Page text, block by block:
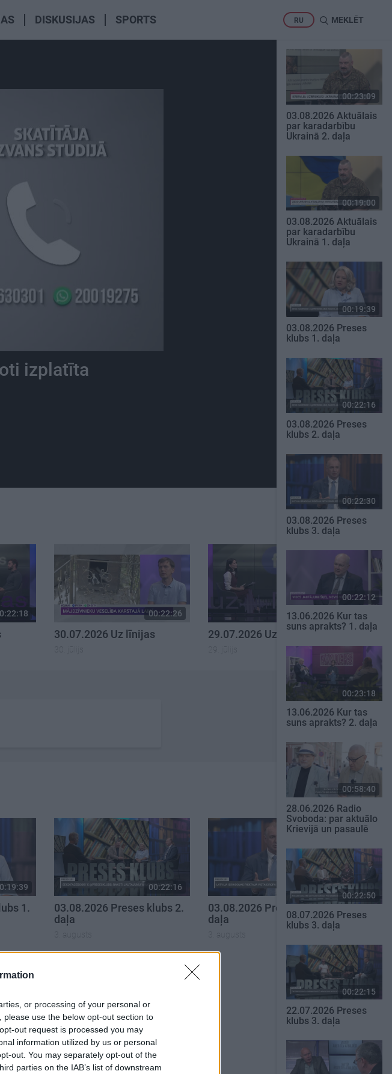
or processing of your personal or
use the below opt-out section to
out request is processed you may
information utilized by us or personal
out. You may separately opt-out of the
parties on the IAB’s list of downstream
DISKUSIJAS SPORTS RU MEKLĒT
izplatīta
00:22:26
30.07.2026 Uz līnijas
30. jūlijs
00:23:01
29.07.2026 Uz līnijas
29. jūlijs
1.
00:22:16
03.08.2026 Preses klubs 2.
daļa
3. augusts
00:22:30
03.08.2026 Preses klubs 3.
daļa
3. augusts
SKATĪT VISUS
00:23:09
03.08.2026 Aktuālais
par karadarbību
Ukrainā 2. daļa
00:19:00
03.08.2026 Aktuālais
par karadarbību
Ukrainā 1. daļa
00:19:39
03.08.2026 Preses
klubs 1. daļa
00:22:16
03.08.2026 Preses
klubs 2. daļa
00:22:30
03.08.2026 Preses
klubs 3. daļa
00:22:12
13.06.2026 Kur tas
suns aprakts? 1. daļa
00:23:18
13.06.2026 Kur tas
suns aprakts? 2. daļa
00:58:40
28.06.2026 Radio
Svoboda: par aktuālo
Krievijā un pasaulē
00:22:50
08.07.2026 Preses
klubs 3. daļa
00:22:15
22.07.2026 Preses
klubs 3. daļa